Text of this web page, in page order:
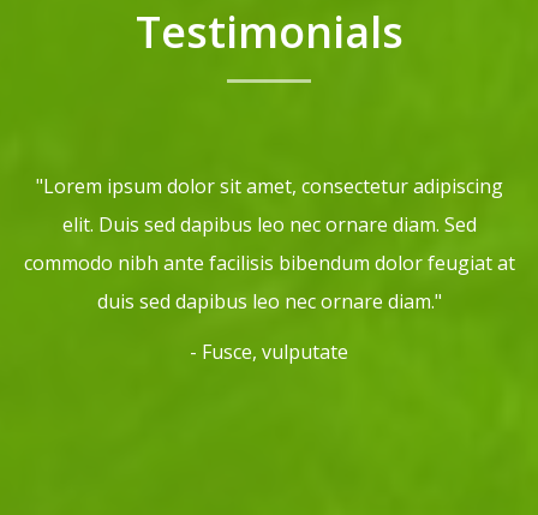
Testimonials
"Lorem ipsum dolor sit amet, consectetur adipiscing
elit. Duis sed dapibus leo nec ornare diam. Sed
commodo nibh ante facilisis bibendum dolor feugiat at
duis sed dapibus leo nec ornare diam."
- Fusce, vulputate